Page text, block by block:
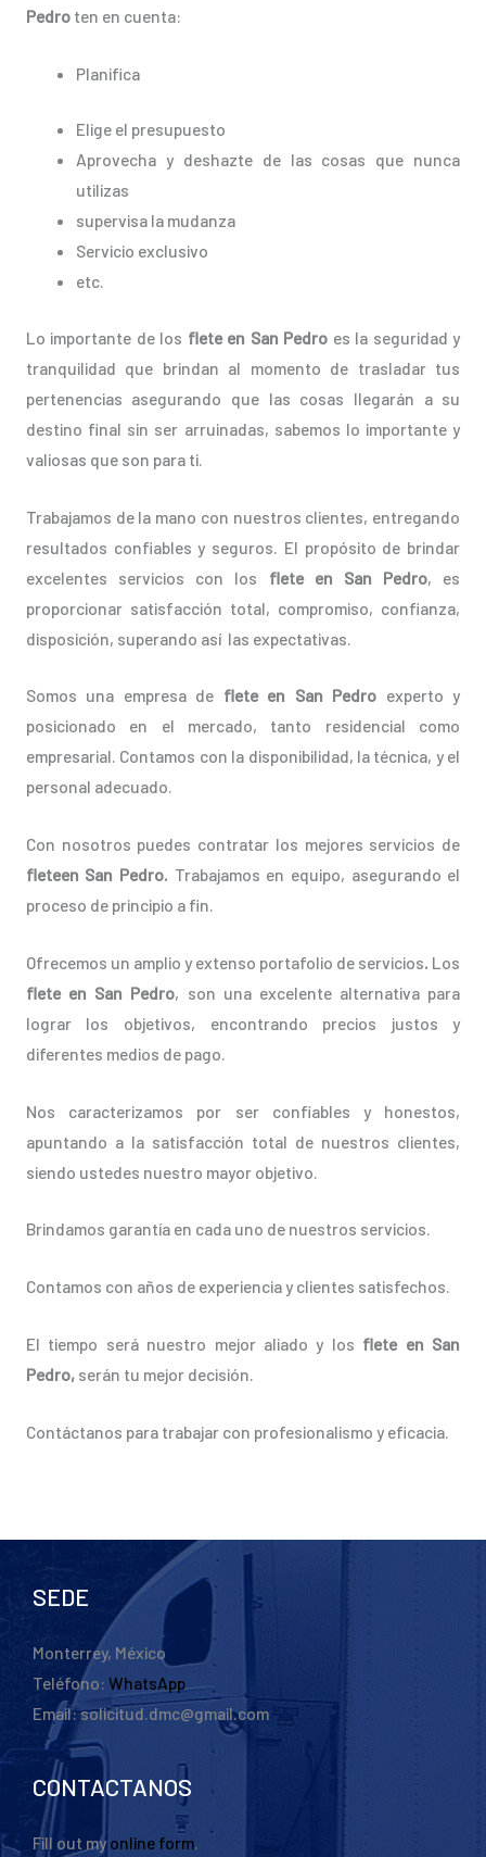
Pedroten en cuenta:
Planifica
Elige el presupuesto
Aprovecha y deshazte de las cosas que nunca
utilizas
supervisa la mudanza
Servicio exclusivo
etc.
Lo importante de los flete en San Pedro es la seguridad y
tranquilidad que brindan al momento de trasladar tus
pertenencias asegurando que las cosas llegarán a su
destino final sin ser arruinadas, sabemos lo importante y
valiosas que son para ti.
Trabajamos de la mano con nuestros clientes, entregando
resultados confiables y seguros. El propósito de brindar
excelentes servicios con los flete en San Pedro, es
proporcionar satisfacción total, compromiso, confianza,
disposición, superando así las expectativas.
Somos una empresa de flete en San Pedro experto y
posicionado en el mercado, tanto residencial como
empresarial. Contamos con la disponibilidad, la técnica, y el
personal adecuado.
Con nosotros puedes contratar los mejores servicios de
fleteen San Pedro. Trabajamos en equipo, asegurando el
proceso de principio a fin.
Ofrecemos un amplio y extenso portafolio de servicios. Los
flete en San Pedro, son una excelente alternativa para
lograr los objetivos, encontrando precios justos y
diferentes medios de pago.
Nos caracterizamos por ser confiables y honestos,
apuntando a la satisfacción total de nuestros clientes,
siendo ustedes nuestro mayor objetivo.
Brindamos garantía en cada uno de nuestros servicios.
Contamos con años de experiencia y clientes satisfechos.
El tiempo será nuestro mejor aliado y los flete en San
Pedro, serán tu mejor decisión.
Contáctanos para trabajar con profesionalismo y eficacia.
SEDE
Monterrey, México
Teléfono: WhatsApp
Email: solicitud.dmc@gmail.com
CONTACTANOS
Fill out my online form.